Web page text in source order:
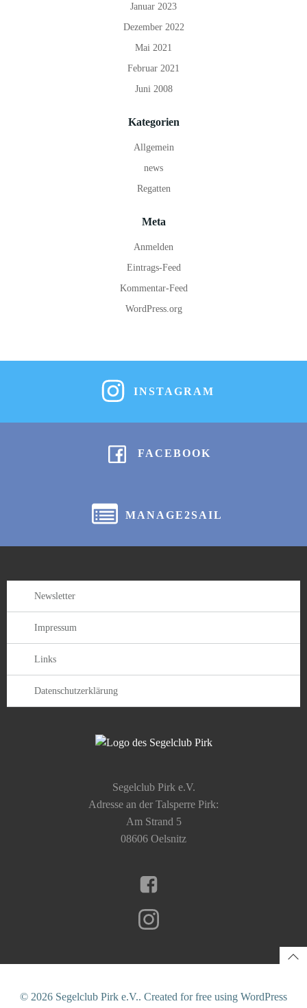
Januar 2023
Dezember 2022
Mai 2021
Februar 2021
Juni 2008
Kategorien
Allgemein
news
Regatten
Meta
Anmelden
Eintrags-Feed
Kommentar-Feed
WordPress.org
INSTAGRAM
FACEBOOK
MANAGE2SAIL
Segelclub Pirk e.V.
Adresse an der Talsperre Pirk:
Am Strand 5
08606 Oelsnitz
Newsletter
Impressum
Links
Datenschutzerklärung
© 2026 Segelclub Pirk e.V.. Created for free using WordPress